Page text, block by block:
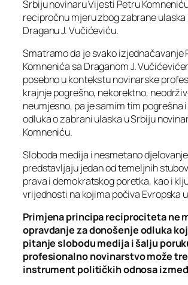
Srbiju novinaru Vijesti Petru
recipročnu mjeru zbog zabrane ulaska
Draganu J. Vučićeviću.
Smatramo da je svako izjednačavanje
Komnenića sa Draganom J.
posebno u kontekstu novinarske
krajnje pogrešno, nekorektno,
neumjesno, pa je samim tim pogrešna
odluka o zabrani ulaska u Srbiju
Komneniću.
Sloboda medija i nesmetano
predstavljaju jedan od temeljnih
prava i demokratskog poretka, kao i
vrijednosti na kojima počiva Evropska
Primjena principa reciprociteta ne
opravdanje za donošenje odluka
pitanje slobodu medija i šalju
profesionalno novinarstvo može
instrument političkih odnosa